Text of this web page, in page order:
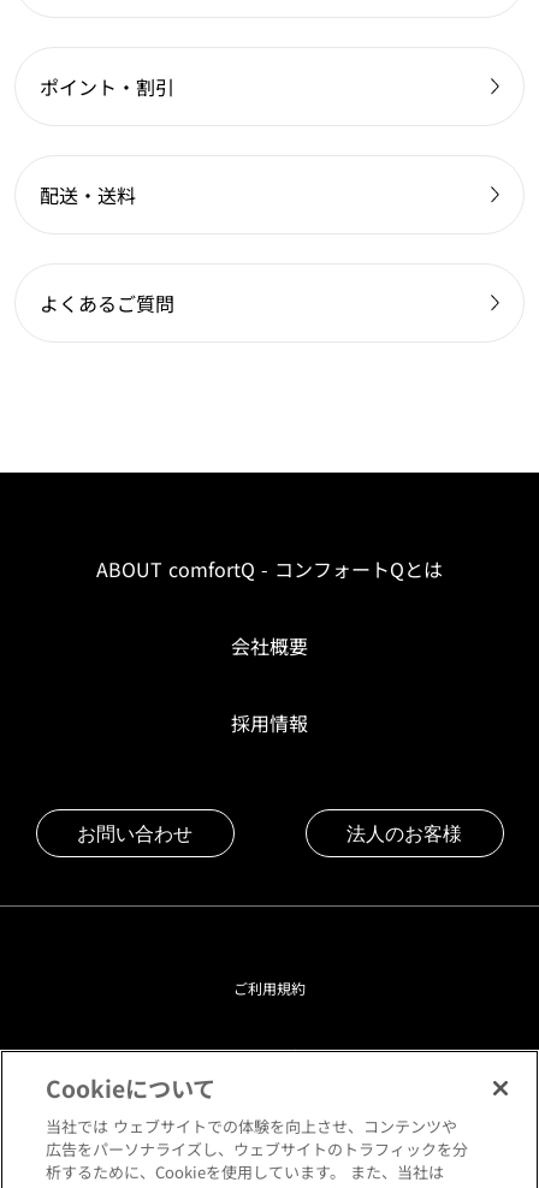
ポイント・割引
配送・送料
よくあるご質問
ABOUT comfortQ - コンフォートQとは
会社概要
採用情報
お問い合わせ 法人のお客様
ご利用規約
プライバシーポリシー
クッキーポリシー
Cookieについて
当社では ウェブサイトでの体験を向上させ、コンテンツや
広告をパーソナライズし、ウェブサイトのトラフィックを分
析するために、Cookieを使用しています。 また、当社は